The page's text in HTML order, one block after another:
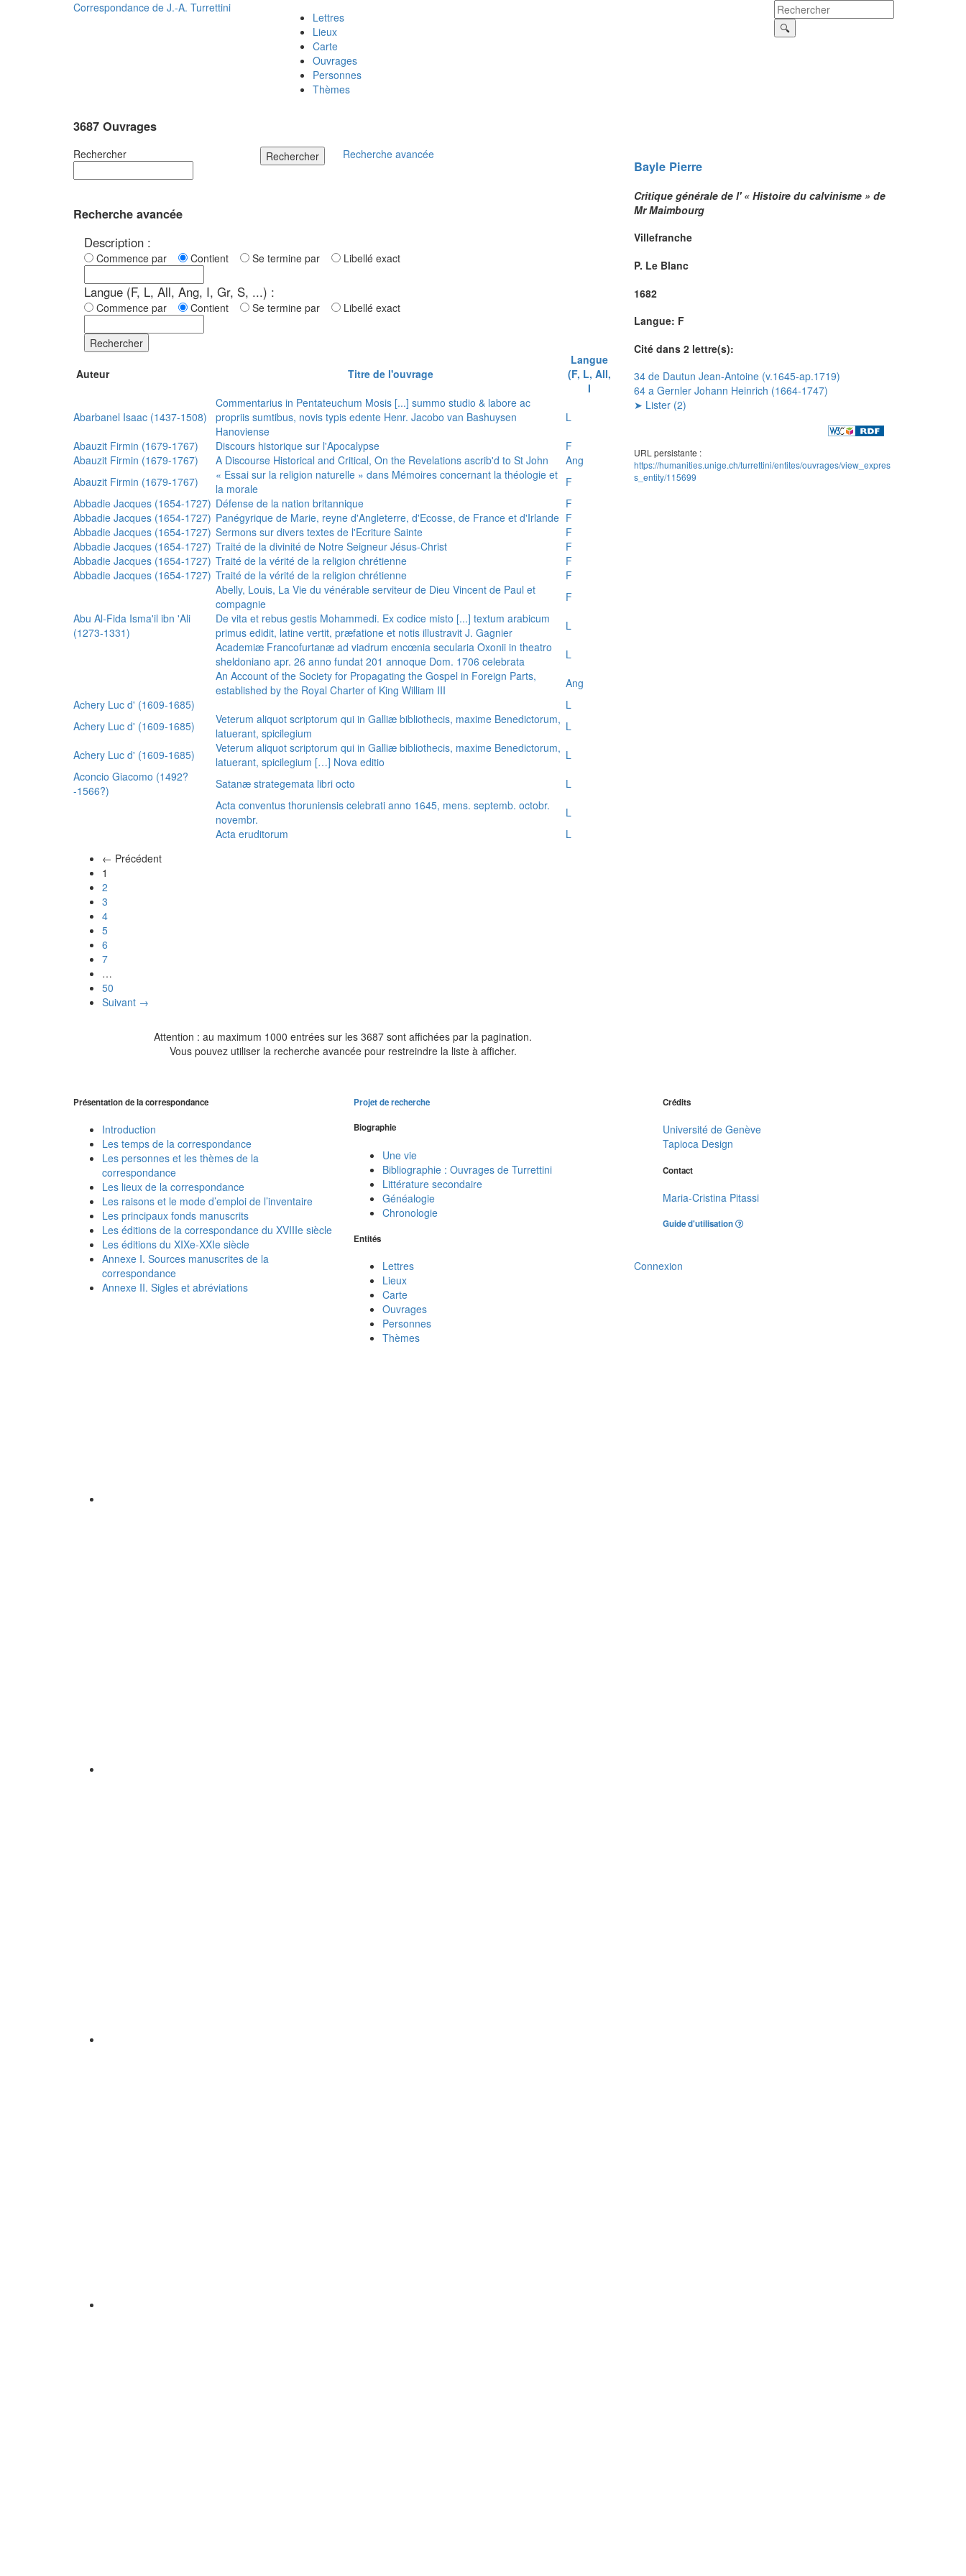
Correspondance de J.-A. Turrettini
Lettres
Lieux
Carte
Ouvrages
Personnes
Thèmes
3687 Ouvrages
Rechercher Rechercher Recherche avancée
Recherche avancée
Description :
Commence par Contient Se termine par Libellé exact
Langue (F, L, All, Ang, I, Gr, S, ...) :
Commence par Contient Se termine par Libellé exact
Rechercher
Auteur Titre de l'ouvrage
Langue
(F, L, All,
I
Abarbanel Isaac (1437-1508)
Commentarius in Pentateuchum Mosis [...] summo studio & labore ac
propriis sumtibus, novis typis edente Henr. Jacobo van Bashuysen
Hanoviense
L
Abauzit Firmin (1679-1767)
Discours historique sur l'Apocalypse
F
Abauzit Firmin (1679-1767)
A Discourse Historical and Critical, On the Revelations ascrib'd to St John
Ang
Abauzit Firmin (1679-1767)
« Essai sur la religion naturelle » dans Mémoires concernant la théologie et
la morale
F
Abbadie Jacques (1654-1727) Défense de la nation britannique
F
Abbadie Jacques (1654-1727) Panégyrique de Marie, reyne d'Angleterre, d'Ecosse, de France et d'Irlande F
Abbadie Jacques (1654-1727) Sermons sur divers textes de l'Ecriture Sainte
F
Abbadie Jacques (1654-1727) Traité de la divinité de Notre Seigneur Jésus-Christ
F
Abbadie Jacques (1654-1727) Traité de la vérité de la religion chrétienne
F
Abbadie Jacques (1654-1727) Traité de la vérité de la religion chrétienne
F
Abelly, Louis, La Vie du vénérable serviteur de Dieu Vincent de Paul et
compagnie
F
Abu Al-Fida Isma'il ibn 'Ali
(1273-1331)
De vita et rebus gestis Mohammedi. Ex codice misto [...] textum arabicum
primus edidit, latine vertit, præfatione et notis illustravit J. Gagnier
L
Academiæ Francofurtanæ ad viadrum encœnia secularia Oxonii in theatro
sheldoniano apr. 26 anno fundat 201 annoque Dom. 1706 celebrata
L
An Account of the Society for Propagating the Gospel in Foreign Parts,
established by the Royal Charter of King William III
Ang
Achery Luc d' (1609-1685)
L
Achery Luc d' (1609-1685)
Veterum aliquot scriptorum qui in Galliæ bibliothecis, maxime Benedictorum,
latuerant, spicilegium
L
Achery Luc d' (1609-1685)
Veterum aliquot scriptorum qui in Galliæ bibliothecis, maxime Benedictorum,
latuerant, spicilegium […] Nova editio
L
Aconcio Giacomo (1492?
-1566?)
Satanæ strategemata libri octo
L
Acta conventus thoruniensis celebrati anno 1645, mens. septemb. octobr.
novembr.
L
Acta eruditorum
L
← Précédent
1
2
3
4
5
6
7
…
50
Suivant →
Attention : au maximum 1000 entrées sur les 3687 sont affichées par la pagination.
Vous pouvez utiliser la recherche avancée pour restreindre la liste à afficher.
Bayle Pierre
Critique générale de l' « Histoire du calvinisme » de
Mr Maimbourg
Villefranche
P. Le Blanc
1682
Langue: F
Cité dans 2 lettre(s):
34 de Dautun Jean-Antoine (v.1645-ap.1719)
64 a Gernler Johann Heinrich (1664-1747)
➤ Lister (2)
URL persistante :
https://humanities.unige.ch/turrettini/entites/ouvrages/view_expres
s_entity/115699
Présentation de la correspondance
Introduction
Les temps de la correspondance
Les personnes et les thèmes de la
correspondance
Les lieux de la correspondance
Les raisons et le mode d’emploi de l’inventaire
Les principaux fonds manuscrits
Les éditions de la correspondance du XVIIIe siècle
Les éditions du XIXe-XXIe siècle
Annexe I. Sources manuscrites de la
correspondance
Annexe II. Sigles et abréviations
Projet de recherche
Biographie
Une vie
Bibliographie : Ouvrages de Turrettini
Littérature secondaire
Généalogie
Chronologie
Entités
Lettres
Lieux
Carte
Ouvrages
Personnes
Thèmes
Crédits
Université de Genève
Tapioca Design
Contact
Maria-Cristina Pitassi
Guide d'utilisation
Connexion